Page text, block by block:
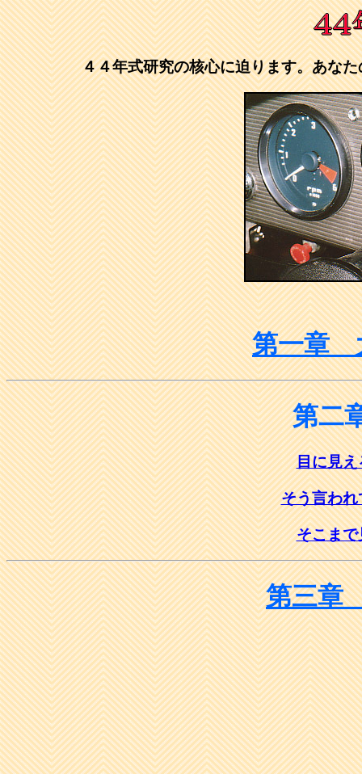
４４年式研究の核心に迫ります。あな
第一章
第二
目に見え
そう言わ
そこまで
第三章